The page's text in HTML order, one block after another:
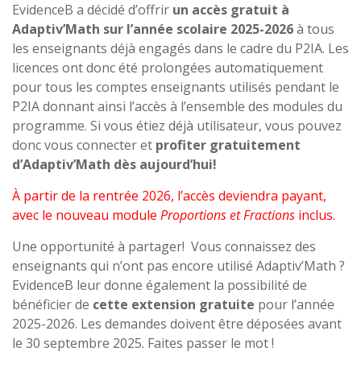
EvidenceB a décidé d’offrir un accès gratuit à
Adaptiv’Math sur l’année scolaire 2025-2026à tous
les enseignants déjà engagés dans le cadre du P2IA. Les
licences ont donc été prolongées automatiquement
pour tous les comptes enseignants utilisés pendant le
P2IA donnant ainsi l’accès à l’ensemble des modules du
programme. Si vous étiez déjà utilisateur, vous pouvez
donc vous connecter et profiter gratuitement
d’Adaptiv’Math dès aujourd’hui!
À partir de la rentrée 2026, l’accès deviendra payant,
avec le nouveau module Proportions et Fractions inclus.
Une opportunité à partager! Vous connaissez des
enseignants qui n’ont pas encore utilisé Adaptiv’Math ?
EvidenceB leur donne également la possibilité de
bénéficier de cette extension gratuite pour l’année
2025-2026. Les demandes doivent être déposées avant
le 30 septembre 2025. Faites passer le mot !